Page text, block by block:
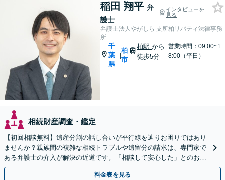
稲田 翔平 弁
護士
インタビューを
見る
弁護士法人やがしら 支所柏リバティ法律事務
所
千
葉
県
|
柏
市
柏駅から
徒歩5分
営業時間：09:00~1
8:00（平日）
相続財産調査・鑑定
【初回相談無料】遺産分割の話し合いが平行線を辿りお困りではあり
ませんか？親族間の複雑な相続トラブルや遺留分の請求は、専門家で
ある弁護士の介入が解決の近道です。「相談して安心した」とのお声
も多数。柏駅徒歩5分の当事務所へまずはご相談ください。
料金表を見る